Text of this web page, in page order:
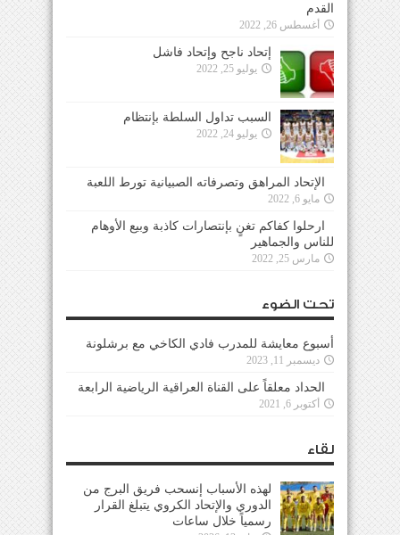
القدم
أغسطس 26, 2022
إتحاد ناجح وإتحاد فاشل
يوليو 25, 2022
السبب تداول السلطة بإنتظام
يوليو 24, 2022
الإتحاد المراهق وتصرفاته الصبيانية تورط اللعبة
مايو 6, 2022
ارحلوا كفاكم تغنٍ بإنتصارات كاذبة وبيع الأوهام
للناس والجماهير
مارس 25, 2022
تحت الضوء
أسبوع معايشة للمدرب فادي الكاخي مع برشلونة
ديسمبر 11, 2023
الحداد معلقاً على القناة العراقية الرياضية الرابعة
أكتوبر 6, 2021
لقاء
لهذه الأسباب إنسحب فريق البرج من
الدوري والإتحاد الكروي يتبلغ القرار
رسمياً خلال ساعات